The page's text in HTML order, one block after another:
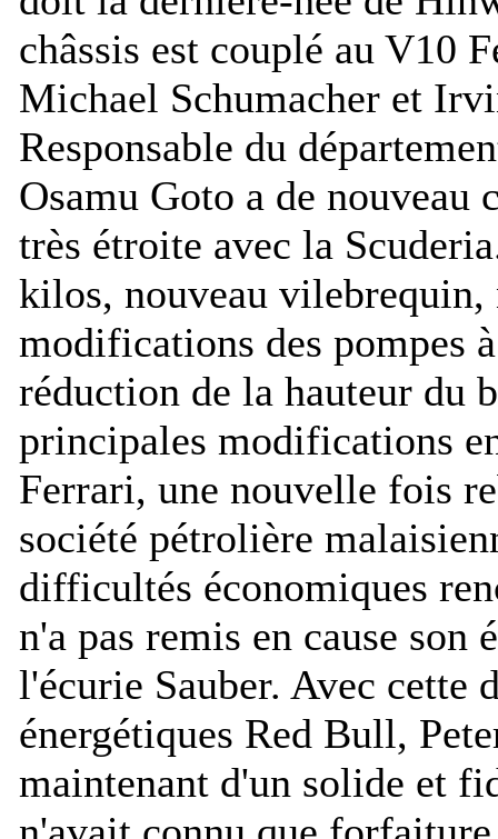
châssis est couplé au V10
Michael Schumacher et
Responsable du
Osamu Goto a de nouveau
très étroite avec la
kilos, nouveau vilebrequin,
modifications des pompes
réduction de la hauteur du
principales modifications
Ferrari, une nouvelle fois
société pétrolière
difficultés économiques
n'a pas remis en cause son
l'écurie Sauber. Avec cette
énergétiques Red Bull,
maintenant d'un solide et